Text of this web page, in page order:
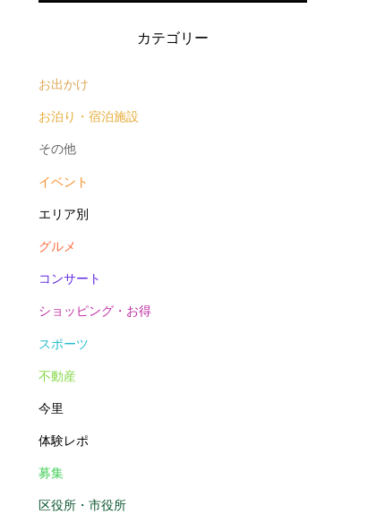
カテゴリー
お出かけ
お泊り・宿泊施設
その他
イベント
エリア別
グルメ
コンサート
ショッピング・お得
スポーツ
不動産
今里
体験レポ
募集
区役所・市役所